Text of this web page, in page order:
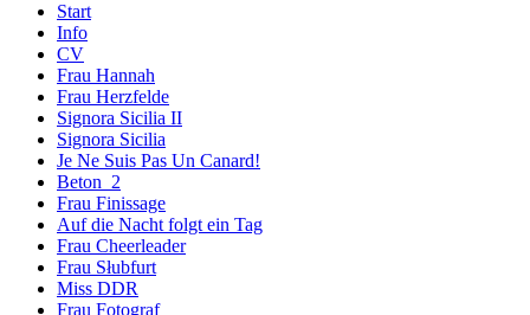
Start
Info
CV
Frau Hannah
Frau Herzfelde
Signora Sicilia II
Signora Sicilia
Je Ne Suis Pas Un Canard!
Beton_2
Frau Finissage
Auf die Nacht folgt ein Tag
Frau Cheerleader
Frau Słubfurt
Miss DDR
Frau Fotograf